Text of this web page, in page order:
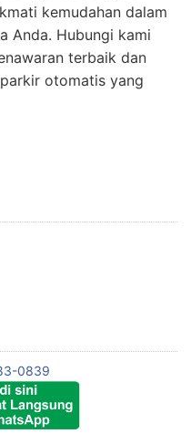
kemudahan dalam
Anda. Hubungi kami
terbaik dan
otomatis yang
0839